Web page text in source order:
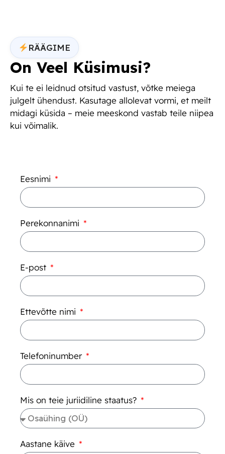
RÄÄGIME
On Veel Küsimusi?
Kui te ei leidnud otsitud vastust, võtke meiega
julgelt ühendust. Kasutage allolevat vormi, et meilt
midagi küsida – meie meeskond vastab teile niipea
kui võimalik.
Eesnimi
Perekonnanimi
E-post
Ettevõtte nimi
Telefoninumber
Mis on teie juriidiline staatus?
Aastane käive